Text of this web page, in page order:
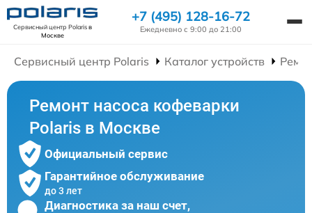
Сервисный центр Polarisв
Москве
+7 (495) 128-16-72
Ежедневно с 9:00 до 21:00
Сервисный центр Polaris Каталог устройств
Ремонт насоса кофеварки
Polaris в Москве
Официальный сервис
Гарантийное обслуживание
до 3 лет
Диагностика за наш счет,